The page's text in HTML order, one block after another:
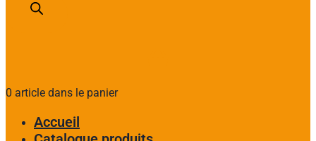
0 article dans le panier
Accueil